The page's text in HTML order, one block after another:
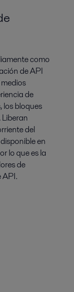
como
de API
de
los bloques
del
en
lo que es la
de
API.